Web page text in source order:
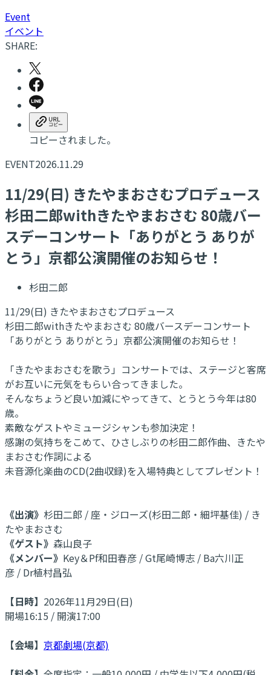
Event
イベント
SHARE:
コピーされました。
EVENT2026.11.29
11/29(日) きたやまおさむプロデュース
杉田二郎withきたやまおさむ 80歳バー
スデーコンサート「ありがとう ありが
とう」京都公演開催のお知らせ！
杉田二郎
11/29(日) きたやまおさむプロデュース
杉田二郎withきたやまおさむ 80歳バースデーコンサート
「ありがとう ありがとう」京都公演開催のお知らせ！
「きたやまおさむを歌う」コンサートでは、ステージと客席
がお互いに元気をもらい合ってきました。
そんなちょうど良い加減にやってきて、とうとう今年は80
歳。
素敵なゲストやミュージシャンも参加決定！
感謝の気持ちをこめて、ひさしぶりの杉田二郎作曲、きたや
まおさむ作詞による
未音源化楽曲のCD(2曲収録)を入場特典としてプレゼント！
《出演》 杉田二郎 / 座・ジローズ(杉田二郎・細坪基佳) / き
たやまおさむ
《ゲスト》 森山良子
《メンバー》 Key＆Pf和田春彦 / Gt尾崎博志 / Ba六川正
彦 / Dr植村昌弘
【日時】 2026年11月29日(日)
開場16:15 / 開演17:00
【会場】 京都劇場(京都)